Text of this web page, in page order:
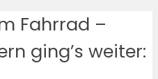
Fahrrad –
ging’s weiter: